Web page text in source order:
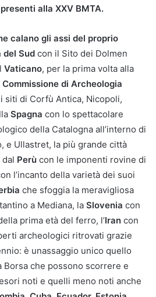
alla XXV BMTA.
calano gli assi del proprio
del Sud con il Sito dei Dolmen
Vaticano, per la prima volta alla
di Archeologia
siti di Corfù Antica, Nicopoli,
Spagna con lo spettacolare
della Catalogna all’interno di
e Ullastret, la più grande città
Perù con le imponenti rovine di
l’incanto della varietà dei suoi
che sfoggia la meravigliosa
a Mediana, la Slovenia con
prima età del ferro, l’Iran con
archeologici ritrovati grazie
è unassaggio unico quello
che possono scorrere e
noti e quelli meno noti anche